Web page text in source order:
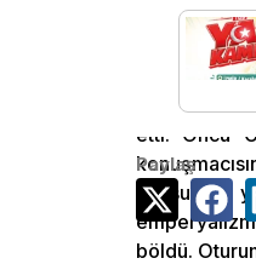
Fas’ın
başlayan
İlerleme
etti. Öncü
bir sunum
böldü.
Paylaş